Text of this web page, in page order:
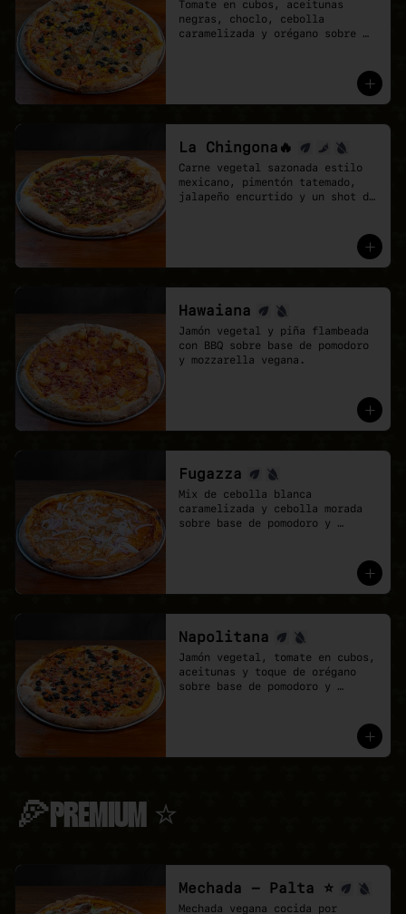
Tomate en cubos, aceitunas
negras, choclo, cebolla
caramelizada y orégano sobre
La Chingona🔥
Carne vegetal sazonada estilo
mexicano, pimentón tatemado,
jalapeño encurtido y un shot de
Hawaiana
Jamón vegetal y piña flambeada
con BBQ sobre base de pomodoro
y mozzarella vegana.
Fugazza
Mix de cebolla blanca
caramelizada y cebolla morada
sobre base de pomodoro y
Napolitana
Jamón vegetal, tomate en cubos,
aceitunas y toque de orégano
sobre base de pomodoro y
🍕PREMIUM ⭐
Mechada - Palta ⭐
Mechada vegana cocida por